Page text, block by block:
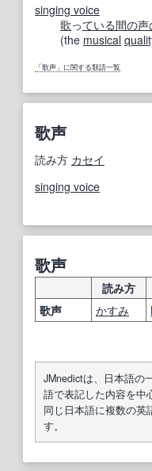
singing voice
歌っている間の声
(the musical
「歌声」に関する類語一覧
歌声
読み方 カセイ
singing voice
歌声
読み方
歌声
かすみ
JMnedictは、日本語の
語で表記した内容を中
同じ日本語に複数の英
す。